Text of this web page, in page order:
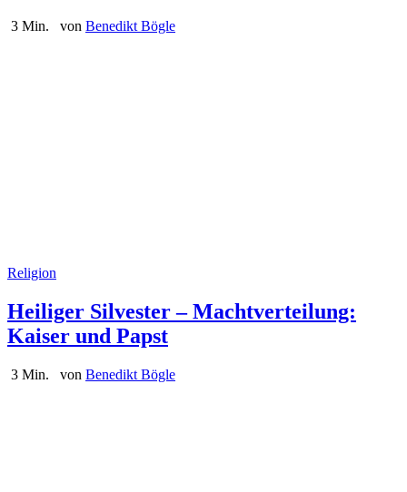
3 Min. von Benedikt Bögle
Religion
Heiliger Silvester – Machtverteilung:
Kaiser und Papst
3 Min. von Benedikt Bögle